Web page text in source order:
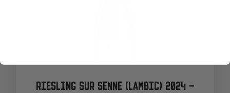
RIESLING SUR SENNE (LAMBIC) 2024 –